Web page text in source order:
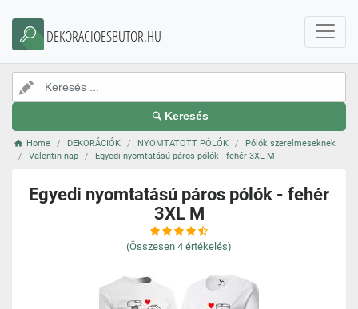
DEKORACIOESBUTOR.HU
Keresés
Home DEKORÁCIÓK NYOMTATOTT PÓLÓK
Pólók szerelmeseknek
Valentin nap
Egyedi nyomtatású páros pólók - fehér 3XL M
Egyedi nyomtatású páros pólók - fehér
3XL M
(Összesen 4 értékelés)